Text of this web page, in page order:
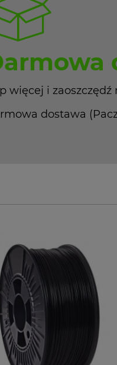
więcej i zaoszczędź
dostawa